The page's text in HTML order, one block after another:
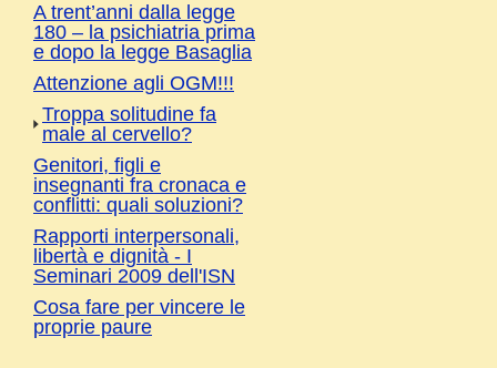
A trent’anni dalla legge
180 – la psichiatria prima
e dopo la legge Basaglia
Attenzione agli OGM!!!
Troppa solitudine fa
male al cervello?
Genitori, figli e
insegnanti fra cronaca e
conflitti: quali soluzioni?
Rapporti interpersonali,
libertà e dignità - I
Seminari 2009 dell'ISN
Cosa fare per vincere le
proprie paure